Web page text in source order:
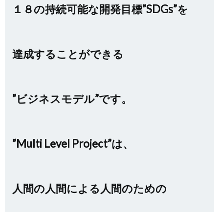
１８の持続可能な開発目標”SDGs”を
達成することができる
”ビジネスモデル”です。
”Multi Level Project”は、
人間の人間による人間のための